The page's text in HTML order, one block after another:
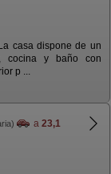
casa dispone de un
cocina y baño con
p ...
a 23,1